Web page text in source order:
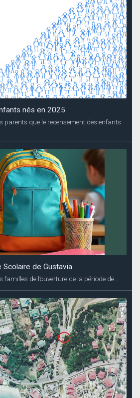
nés en 2025
parents que le recensement des enfants
Scolaire de Gustavia
de l’ouverture de la période de...